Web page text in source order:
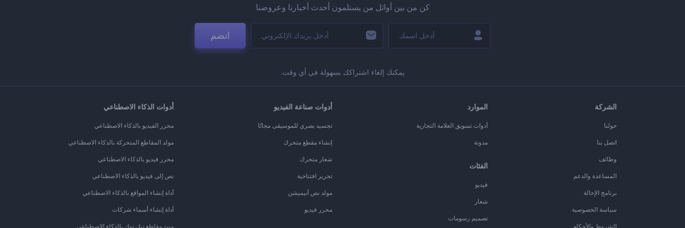
كن من بين أوائل من يستلمون أحدث أخبارنا وعروضنا
انضم
يمكنك إلغاء اشتراكك بسهولة في أي وقت.
الشركة
حولنا
اتصل بنا
وظائف
المساعدة والدعم
برنامج الإحالة
سياسة الخصوصية
الشروط والأحكام
الموارد
أدوات تسويق العلامة التجارية
مدونة
الفئات
فيديو
شعار
تصميم رسومات
أدوات صناعة الفيديو
تجسيد بصري للموسيقى مجانًا
إنشاء مقطع متحرك
شعار متحرك
تحرير افتتاحية
مولد نص أنيميشن
محرر فيديو
أدوات الذكاء الاصطناعي
محرر الفيديو بالذكاء الاصطناعي
مولد المقاطع المتحركة بالذكاء الاصطناعي
محرر فيديو بالذكاء الاصطناعي
نص إلى فيديو بالذكاء الاصطناعي
أداة إنشاء المواقع بالذكاء الاصطناعي
أداة إنشاء أسماء شركات
منئ مقاطع تيك توك بالذكاء الاصطناعي